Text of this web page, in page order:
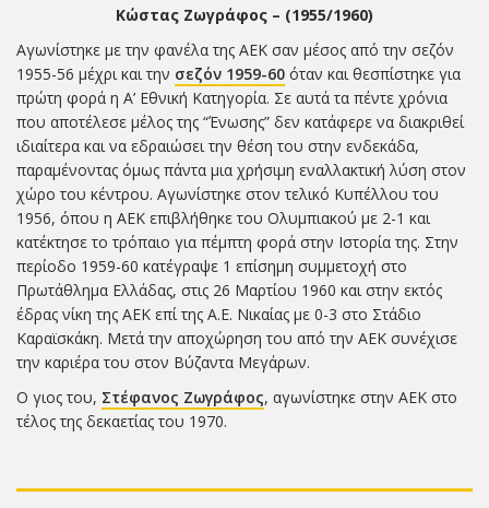
Κώστας Ζωγράφος – (1955/1960)
Αγωνίστηκε με την φανέλα της ΑΕΚ σαν μέσος από την σεζόν
1955-56 μέχρι και την σεζόν 1959-60 όταν και θεσπίστηκε για
πρώτη φορά η Α’ Εθνική Κατηγορία. Σε αυτά τα πέντε χρόνια
που αποτέλεσε μέλος της “Ένωσης” δεν κατάφερε να διακριθεί
ιδιαίτερα και να εδραιώσει την θέση του στην ενδεκάδα,
παραμένοντας όμως πάντα μια χρήσιμη εναλλακτική λύση στον
χώρο του κέντρου. Αγωνίστηκε στον τελικό Κυπέλλου του
1956, όπου η ΑΕΚ επιβλήθηκε του Ολυμπιακού με 2-1 και
κατέκτησε το τρόπαιο για πέμπτη φορά στην Ιστορία της. Στην
περίοδο 1959-60 κατέγραψε 1 επίσημη συμμετοχή στο
Πρωτάθλημα Ελλάδας, στις 26 Μαρτίου 1960 και στην εκτός
έδρας νίκη της ΑΕΚ επί της Α.Ε. Νικαίας με 0-3 στο Στάδιο
Καραϊσκάκη. Μετά την αποχώρηση του από την ΑΕΚ συνέχισε
την καριέρα του στον Βύζαντα Μεγάρων.
Ο γιος του, Στέφανος Ζωγράφος, αγωνίστηκε στην ΑΕΚ στο
τέλος της δεκαετίας του 1970.